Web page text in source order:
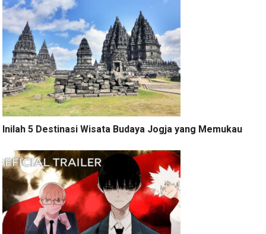
Inilah 5 Destinasi Wisata Budaya Jogja yang Memukau